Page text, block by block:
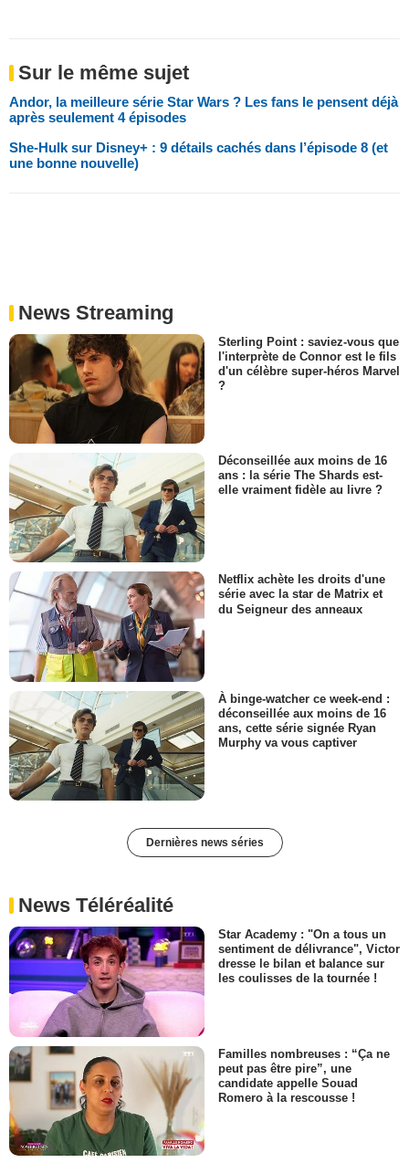
Sur le même sujet
Andor, la meilleure série Star Wars ? Les fans le pensent déjà
après seulement 4 épisodes
She-Hulk sur Disney+ : 9 détails cachés dans l’épisode 8 (et
une bonne nouvelle)
News Streaming
Sterling Point : saviez-vous que
l'interprète de Connor est le fils
d'un célèbre super-héros Marvel
?
Déconseillée aux moins de 16
ans : la série The Shards est-
elle vraiment fidèle au livre ?
Netflix achète les droits d'une
série avec la star de Matrix et
du Seigneur des anneaux
À binge-watcher ce week-end :
déconseillée aux moins de 16
ans, cette série signée Ryan
Murphy va vous captiver
Dernières news séries
News Téléréalité
Star Academy : "On a tous un
sentiment de délivrance", Victor
dresse le bilan et balance sur
les coulisses de la tournée !
Familles nombreuses : “Ça ne
peut pas être pire”, une
candidate appelle Souad
Romero à la rescousse !